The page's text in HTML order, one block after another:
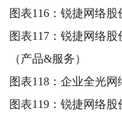
图表116：锐捷网络股
图表117：锐捷网络股
（产品&服务）
图表118：企业全光网
图表119：锐捷网络股